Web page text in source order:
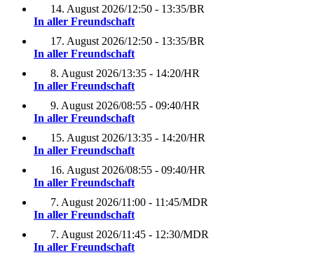
14. August 2026/12:50 - 13:35/BR
In aller Freundschaft
17. August 2026/12:50 - 13:35/BR
In aller Freundschaft
8. August 2026/13:35 - 14:20/HR
In aller Freundschaft
9. August 2026/08:55 - 09:40/HR
In aller Freundschaft
15. August 2026/13:35 - 14:20/HR
In aller Freundschaft
16. August 2026/08:55 - 09:40/HR
In aller Freundschaft
7. August 2026/11:00 - 11:45/MDR
In aller Freundschaft
7. August 2026/11:45 - 12:30/MDR
In aller Freundschaft